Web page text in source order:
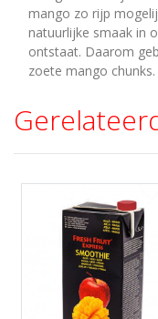
mango zo rijp
natuurlijke smaak in
ontstaat. Daarom
zoete mango chunks.